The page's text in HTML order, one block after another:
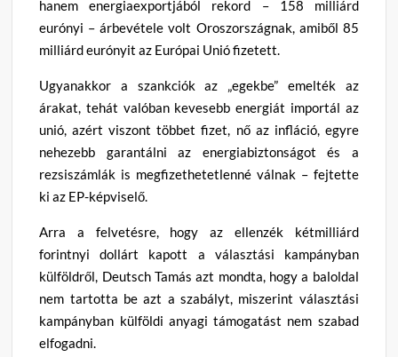
hanem energiaexportjából rekord – 158 milliárd
eurónyi – árbevétele volt Oroszországnak, amiből 85
milliárd eurónyit az Európai Unió fizetett.
Ugyanakkor a szankciók az „egekbe” emelték az
árakat, tehát valóban kevesebb energiát importál az
unió, azért viszont többet fizet, nő az infláció, egyre
nehezebb garantálni az energiabiztonságot és a
rezsiszámlák is megfizethetetlenné válnak – fejtette
ki az EP-képviselő.
Arra a felvetésre, hogy az ellenzék kétmilliárd
forintnyi dollárt kapott a választási kampányban
külföldről, Deutsch Tamás azt mondta, hogy a baloldal
nem tartotta be azt a szabályt, miszerint választási
kampányban külföldi anyagi támogatást nem szabad
elfogadni.